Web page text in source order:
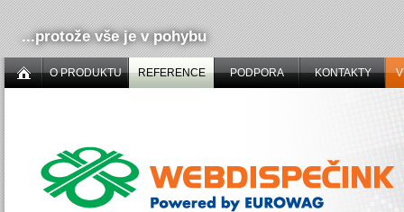
...protože vše je v pohybu
O PRODUKTU REFERENCE PODPORA KONTAKTY